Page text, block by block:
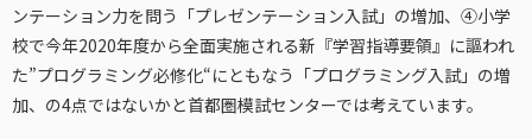
ンテーション力を問う「プレゼンテーション入試」の増加、④小学
校で今年2020年度から全面実施される新『学習指導要領』に謳われ
た”プログラミング必修化“にともなう「プログラミング入試」の増
加、の4点ではないかと首都圏模試センターでは考えています。